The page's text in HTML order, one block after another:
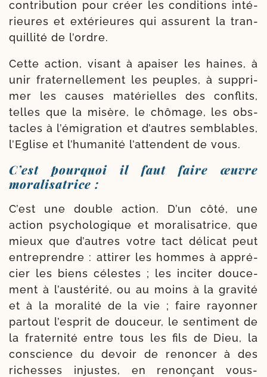
contri­bu­tion pour créer les condi­tions inté­
rieures et exté­rieures qui assurent la tran­
quilli­té de l’ordre.
Cette action, visant à apai­ser les haines, à
unir fraternelle­ment les peuples, à sup­pri­
mer les causes maté­rielles des conflits,
telles que la misère, le chô­mage, les obs­
tacles à l’é­mi­gra­tion et d’autres sem­blables,
l’Eglise et l’hu­ma­ni­té l’at­tendent de vous.
C’est pourquoi il faut faire œuvre
moralisatrice :
C’est une double action. D’un côté, une
action psy­cho­lo­gique et mora­li­sa­trice, que
mieux que d’autres votre tact déli­cat peut
entre­prendre : atti­rer les hommes à appré­
cier les biens célestes ; les inci­ter dou­ce­
ment à l’aus­té­ri­té, ou au moins à la gra­vi­té
et à la mora­li­té de la vie ; faire rayon­ner
par­tout l’es­prit de dou­ceur, le sen­ti­ment de
la fra­ter­ni­té entre tous les fils de Dieu, la
conscience du devoir de renon­cer à des
richesses injustes, en renon­çant vous-​